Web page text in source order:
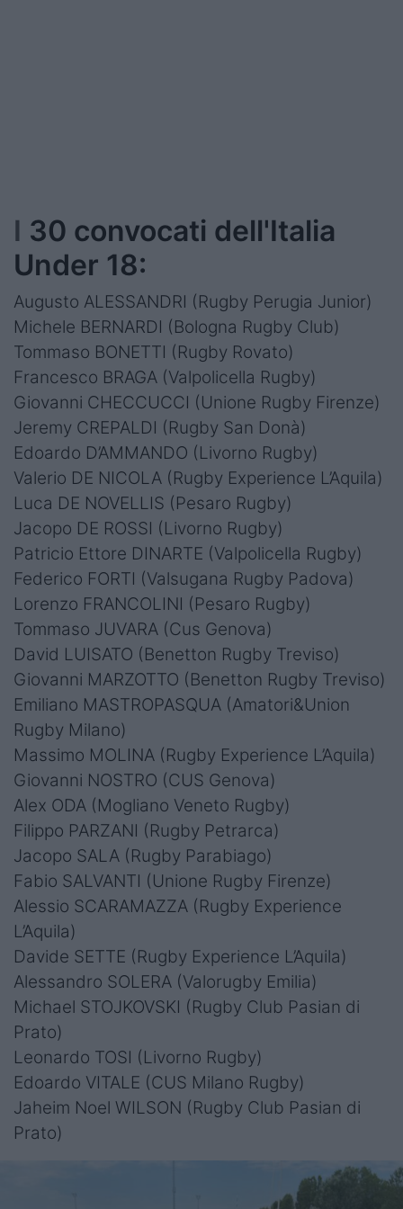
I 30 convocati dell'Italia
Under 18:
Augusto ALESSANDRI (Rugby Perugia Junior)
Michele BERNARDI (Bologna Rugby Club)
Tommaso BONETTI (Rugby Rovato)
Francesco BRAGA (Valpolicella Rugby)
Giovanni CHECCUCCI (Unione Rugby Firenze)
Jeremy CREPALDI (Rugby San Donà)
Edoardo D’AMMANDO (Livorno Rugby)
Valerio DE NICOLA (Rugby Experience L’Aquila)
Luca DE NOVELLIS (Pesaro Rugby)
Jacopo DE ROSSI (Livorno Rugby)
Patricio Ettore DINARTE (Valpolicella Rugby)
Federico FORTI (Valsugana Rugby Padova)
Lorenzo FRANCOLINI (Pesaro Rugby)
Tommaso JUVARA (Cus Genova)
David LUISATO (Benetton Rugby Treviso)
Giovanni MARZOTTO (Benetton Rugby Treviso)
Emiliano MASTROPASQUA (Amatori&Union
Rugby Milano)
Massimo MOLINA (Rugby Experience L’Aquila)
Giovanni NOSTRO (CUS Genova)
Alex ODA (Mogliano Veneto Rugby)
Filippo PARZANI (Rugby Petrarca)
Jacopo SALA (Rugby Parabiago)
Fabio SALVANTI (Unione Rugby Firenze)
Alessio SCARAMAZZA (Rugby Experience
L’Aquila)
Davide SETTE (Rugby Experience L’Aquila)
Alessandro SOLERA (Valorugby Emilia)
Michael STOJKOVSKI (Rugby Club Pasian di
Prato)
Leonardo TOSI (Livorno Rugby)
Edoardo VITALE (CUS Milano Rugby)
Jaheim Noel WILSON (Rugby Club Pasian di
Prato)